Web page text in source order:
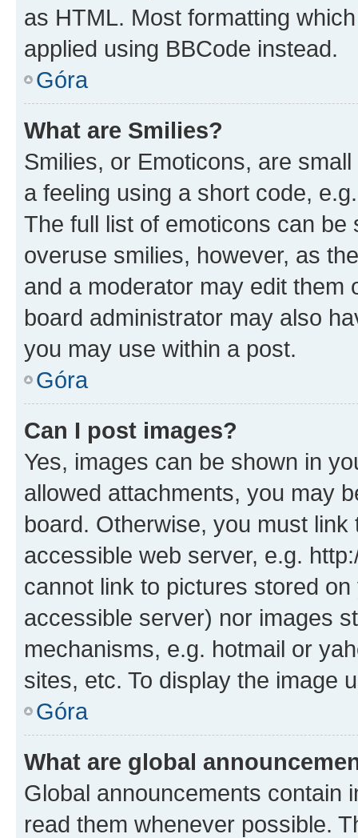
as HTML. Most formatting
applied using BBCode instead.
Góra
What are Smilies?
Smilies, or Emoticons, are
a feeling using a short code,
The full list of emoticons can
overuse smilies, however, as
and a moderator may edit them
board administrator may also
you may use within a post.
Góra
Can I post images?
Yes, images can be shown in
allowed attachments, you may
board. Otherwise, you must
accessible web server, e.g.
cannot link to pictures stored
accessible server) nor images
mechanisms, e.g. hotmail or
sites, etc. To display the image
Góra
What are global
Global announcements contain
read them whenever possible.